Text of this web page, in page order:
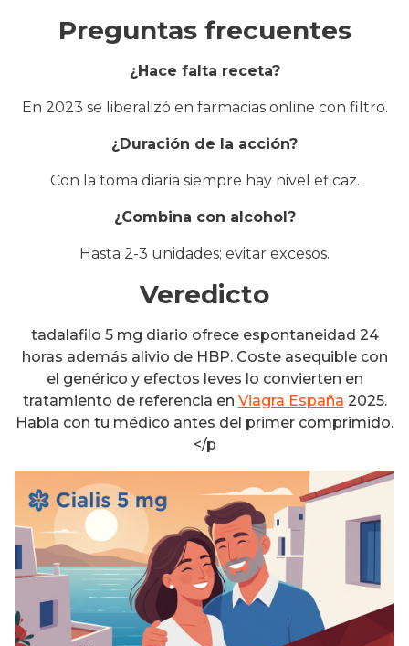
Preguntas frecuentes
¿Hace falta receta?
En 2023 se liberalizó en farmacias online con filtro.
¿Duración de la acción?
Con la toma diaria siempre hay nivel eficaz.
¿Combina con alcohol?
Hasta 2-3 unidades; evitar excesos.
Veredicto
tadalafilo 5 mg diario ofrece espontaneidad 24
horas además alivio de HBP. Coste asequible con
el genérico y efectos leves lo convierten en
tratamiento de referencia en Viagra España 2025.
Habla con tu médico antes del primer comprimido.
</p